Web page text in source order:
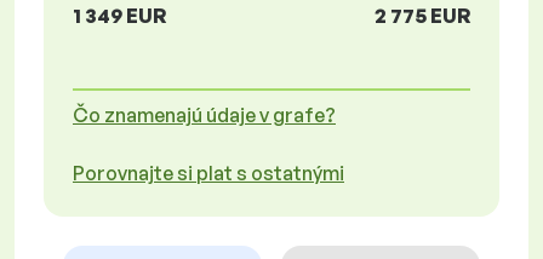
1 349 EUR
2 775 EUR
Čo znamenajú údaje v grafe?
Porovnajte si plat s ostatnými